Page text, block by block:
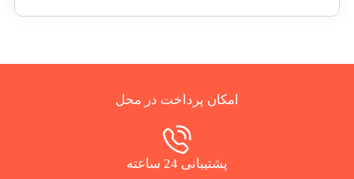
امکان پرداخت در محل
پشتیبانی 24 ساعته